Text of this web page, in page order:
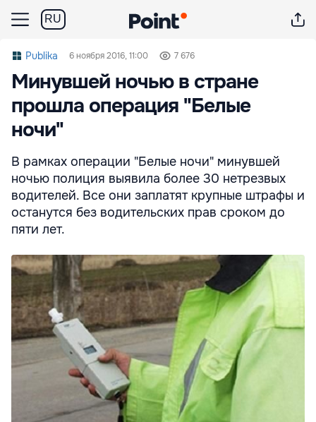
RU
Publika 6 ноября 2016, 11:00 7 676
Минувшей ночью в стране
прошла операция "Белые
ночи"
В рамках операции "Белые ночи" минувшей
ночью полиция выявила более 30 нетрезвых
водителей. Все они заплатят крупные штрафы и
останутся без водительских прав сроком до
пяти лет.